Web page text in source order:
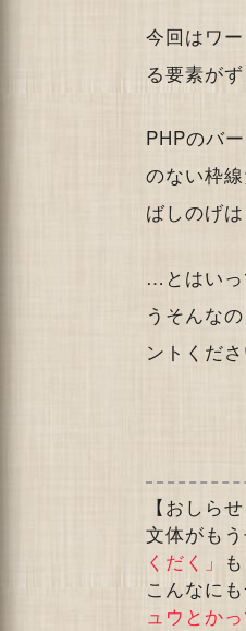
今回はワ
る要素が
PHPのバ
のない枠
ばしのげは
…とはいっ
うそんな
ントくだ
【おしら
文体がも
くだく」
こんなに
ュウとか